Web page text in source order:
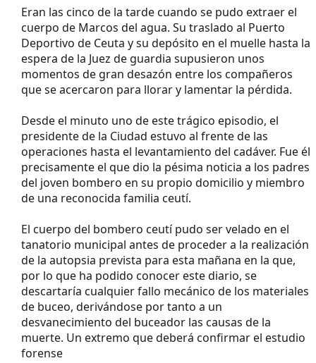
Eran las cinco de la tarde cuando se pudo extraer el
cuerpo de Marcos del agua. Su traslado al Puerto
Deportivo de Ceuta y su depósito en el muelle hasta la
espera de la Juez de guardia supusieron unos
momentos de gran desazón entre los compañeros
que se acercaron para llorar y lamentar la pérdida.
Desde el minuto uno de este trágico episodio, el
presidente de la Ciudad estuvo al frente de las
operaciones hasta el levantamiento del cadáver. Fue él
precisamente el que dio la pésima noticia a los padres
del joven bombero en su propio domicilio y miembro
de una reconocida familia ceutí.
El cuerpo del bombero ceutí pudo ser velado en el
tanatorio municipal antes de proceder a la realización
de la autopsia prevista para esta mañana en la que,
por lo que ha podido conocer este diario, se
descartaría cualquier fallo mecánico de los materiales
de buceo, derivándose por tanto a un
desvanecimiento del buceador las causas de la
muerte. Un extremo que deberá confirmar el estudio
forense